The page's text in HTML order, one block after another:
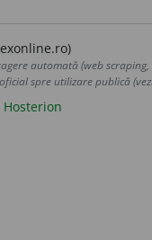
automată (web
spre utilizare publică
Hosterion